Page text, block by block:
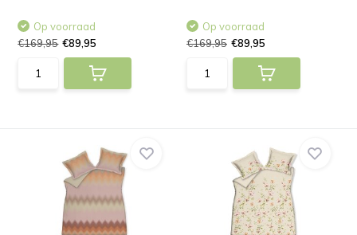
Op voorraad
€169,95 €89,95
Op voorraad
€169,95 €89,95